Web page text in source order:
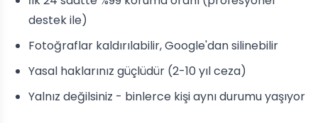
destek ile)
Fotoğraflar kaldırılabilir, Google'dan silinebilir
Yasal haklarınız güçlüdür (2-10 yıl ceza)
Yalnız değilsiniz - binlerce kişi aynı durumu yaşıyor